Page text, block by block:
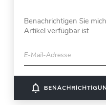
Benachrichtigen Sie
Artikel verfügbar ist
E-Mail-Adresse
notifications_none